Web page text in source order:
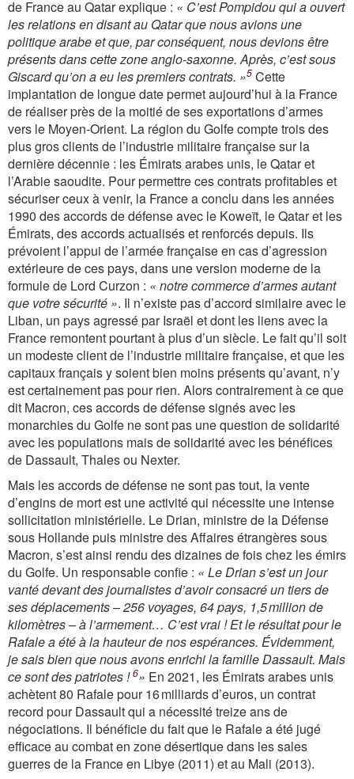
de France au Qatar explique : « C’est Pompidou qui a ouvert
les relations en disant au Qatar que nous avions une
politique arabe et que, par conséquent, nous devions être
présents dans cette zone anglo-saxonne. Après, c’est sous
Giscard qu’on a eu les premiers contrats. »5 Cette
implantation de longue date permet aujourd’hui à la France
de réaliser près de la moitié de ses exportations d’armes
vers le Moyen-Orient. La région du Golfe compte trois des
plus gros clients de l’industrie militaire française sur la
dernière décennie : les Émirats arabes unis, le Qatar et
l’Arabie saoudite. Pour permettre ces contrats profitables et
sécuriser ceux à venir, la France a conclu dans les années
1990 des accords de défense avec le Koweït, le Qatar et les
Émirats, des accords actualisés et renforcés depuis. Ils
prévoient l’appui de l’armée française en cas d’agression
extérieure de ces pays, dans une version moderne de la
formule de Lord Curzon : « notre commerce d’armes autant
que votre sécurité ». Il n’existe pas d’accord similaire avec le
Liban, un pays agressé par Israël et dont les liens avec la
France remontent pourtant à plus d’un siècle. Le fait qu’il soit
un modeste client de l’industrie militaire française, et que les
capitaux français y soient bien moins présents qu’avant, n’y
est certainement pas pour rien. Alors contrairement à ce que
dit Macron, ces accords de défense signés avec les
monarchies du Golfe ne sont pas une question de solidarité
avec les populations mais de solidarité avec les bénéfices
de Dassault, Thales ou Nexter.
Mais les accords de défense ne sont pas tout, la vente
d’engins de mort est une activité qui nécessite une intense
sollicitation ministérielle. Le Drian, ministre de la Défense
sous Hollande puis ministre des Affaires étrangères sous
Macron, s’est ainsi rendu des dizaines de fois chez les émirs
du Golfe. Un responsable confie : « Le Drian s’est un jour
vanté devant des journalistes d’avoir consacré un tiers de
ses déplacements – 256 voyages, 64 pays, 1,5 million de
kilomètres – à l’armement… C’est vrai ! Et le résultat pour le
Rafale a été à la hauteur de nos espérances. Évidemment,
je sais bien que nous avons enrichi la famille Dassault. Mais
ce sont des patriotes !6» En 2021, les Émirats arabes unis
achètent 80 Rafale pour 16 milliards d’euros, un contrat
record pour Dassault qui a nécessité treize ans de
négociations. Il bénéficie du fait que le Rafale a été jugé
efficace au combat en zone désertique dans les sales
guerres de la France en Libye (2011) et au Mali (2013).